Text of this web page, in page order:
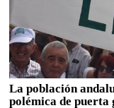
La población
polémica de puerta